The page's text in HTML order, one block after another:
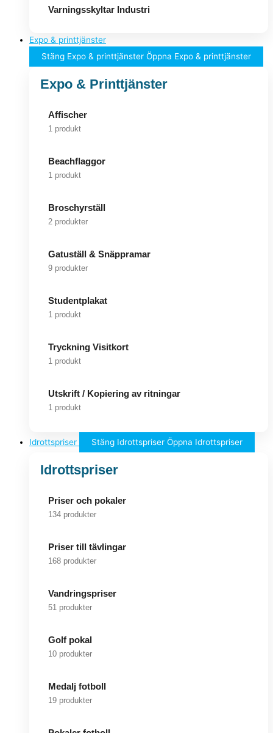
Varningsskyltar Industri
Expo & printtjänster
Stäng Expo & printtjänster Öppna Expo & printtjänster
Expo & Printtjänster
Affischer
1 produkt
Beachflaggor
1 produkt
Broschyrställ
2 produkter
Gatuställ & Snäppramar
9 produkter
Studentplakat
1 produkt
Tryckning Visitkort
1 produkt
Utskrift / Kopiering av ritningar
1 produkt
Idrottspriser Stäng Idrottspriser Öppna Idrottspriser
Idrottspriser
Priser och pokaler
134 produkter
Priser till tävlingar
168 produkter
Vandringspriser
51 produkter
Golf pokal
10 produkter
Medalj fotboll
19 produkter